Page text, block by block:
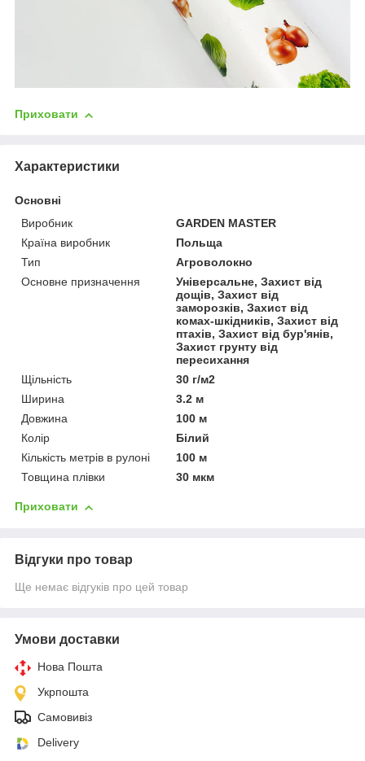
Приховати
Характеристики
Основні
Виробник
GARDEN MASTER
Країна виробник
Польща
Тип
Агроволокно
Основне призначення
Універсальне, Захист від
дощів, Захист від
заморозків, Захист від
комах-шкідників, Захист від
птахів, Захист від бур'янів,
Захист грунту від
пересихання
Щільність
30 г/м2
Ширина
3.2 м
Довжина
100 м
Колір
Білий
Кількість метрів в рулоні
100 м
Товщина плівки
30 мкм
Приховати
Відгуки про товар
Ще немає відгуків про цей товар
Умови доставки
Нова Пошта
Укрпошта
Самовивіз
Delivery